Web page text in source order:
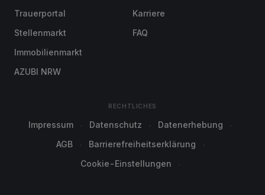
Trauerportal
Stellenmarkt
Immobilienmarkt
AZUBI NRW
Karriere
FAQ
RECHTLICHES
Impressum Datenschutz
Datenerhebung
AGB
Barrierefreiheitserklärung
Cookie-Einstellungen